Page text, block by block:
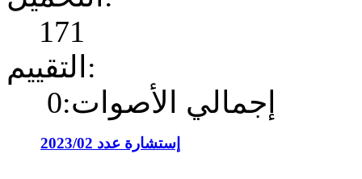
171
التقييم:
إجمالي الأصوات:0
إستشارة عدد 2023/02